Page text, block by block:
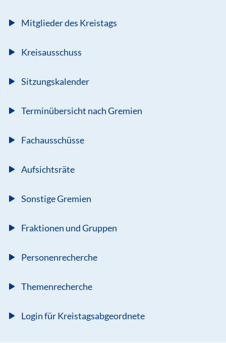
Mitglieder des Kreistags
Kreisausschuss
Sitzungskalender
Terminübersicht nach Gremien
Fachausschüsse
Aufsichtsräte
Sonstige Gremien
Fraktionen und Gruppen
Personenrecherche
Themenrecherche
Login für Kreistagsabgeordnete